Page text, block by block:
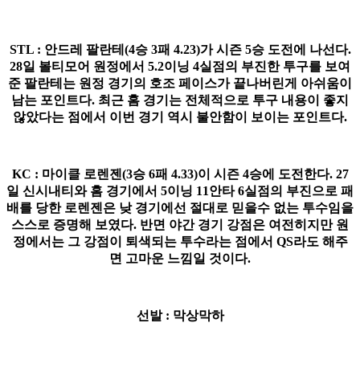
STL : 안드레 팔란테(4승 3패 4.23)가 시즌 5승 도전에 나선다.
28일 볼티모어 원정에서 5.2이닝 4실점의 부진한 투구를 보여
준 팔란테는 원정 경기의 호조 페이스가 끝나버린게 아쉬움이
남는 포인트다. 최근 홈 경기는 전체적으로 투구 내용이 좋지
않았다는 점에서 이번 경기 역시 불안함이 보이는 포인트다.
KC : 마이클 로렌젠(3승 6패 4.33)이 시즌 4승에 도전한다. 27
일 신시내티와 홈 경기에서 5이닝 11안타 6실점의 부진으로 패
배를 당한 로렌젠은 낮 경기에선 절대로 믿을수 없는 투수임을
스스로 증명해 보였다. 반면 야간 경기 강점은 여전히지만 원
정에서는 그 강점이 퇴색되는 투수라는 점에서 QS라도 해주
면 고마운 느낌일 것이다.
선발 : 막상막하